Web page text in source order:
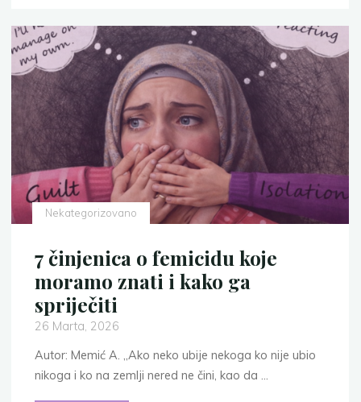
samohranom
roditeljstvu:
izazovi,
statistike
i
islamska
perspektiva"
Nekategorizovano
7 činjenica o femicidu koje
moramo znati i kako ga
spriječiti
26 Marta, 2026
Autor: Memić A. „Ako neko ubije nekoga ko nije ubio
nikoga i ko na zemlji nered ne čini, kao da …